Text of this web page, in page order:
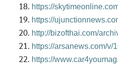
https://
https://
http://bizofthai.com/
https://arsanews.com/v/
https://